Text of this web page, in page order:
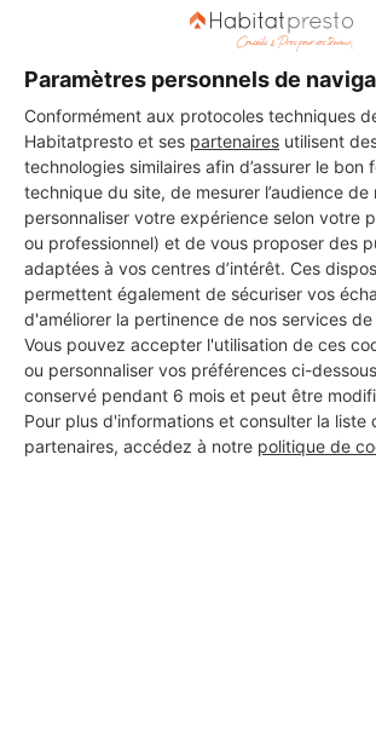
Paramètres personnels de
Conformément aux protocoles techniques
Habitatpresto et ses partenaires utilisent
technologies similaires afin d’assurer le bon
technique du site, de mesurer l’audience
personnaliser votre expérience selon votre
ou professionnel) et de vous proposer des
adaptées à vos centres d’intérêt. Ces
permettent également de sécuriser vos
d'améliorer la pertinence de nos services de
Vous pouvez accepter l'utilisation de ces
ou personnaliser vos préférences ci-
conservé pendant 6 mois et peut être
Pour plus d'informations et consulter la liste
partenaires, accédez à notre politique de
vos travaux à
SASU PROJET BAT
Bellegarde
9 ans d'expérience
Voir sa fiche
BTP création
Bellegarde